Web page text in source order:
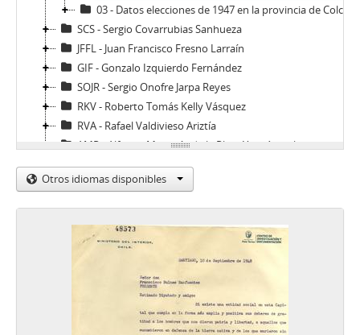
03 - Datos elecciones de 1947 en la provincia de Colchagua
SCS - Sergio Covarrubias Sanhueza
JFFL - Juan Francisco Fresno Larraín
GIF - Gonzalo Izquierdo Fernández
SOJR - Sergio Onofre Jarpa Reyes
RKV - Roberto Tomás Kelly Vásquez
RVA - Rafael Valdivieso Ariztía
AMP - Alfonso Marquéz de la Plata Yrarrázaval
FMA - Fernando Matthei Aubel
Otros idiomas disponibles